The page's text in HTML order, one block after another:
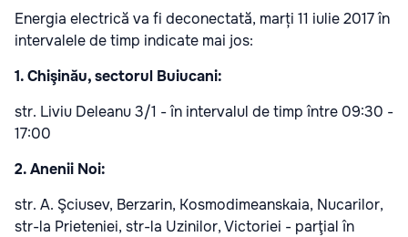
Energia electrică va fi deconectată, marți 11 iulie 2017 în
intervalele de timp indicate mai jos:
1. Chişinău, sectorul Buiucani:
str. Liviu Deleanu 3/1 - în intervalul de timp între 09:30 -
17:00
2. Anenii Noi:
str. A. Şciusev, Berzarin, Kosmodimeanskaia, Nucarilor,
str-la Prieteniei, str-la Uzinilor, Victoriei - parţial în